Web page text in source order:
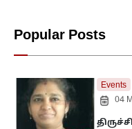
Popular Posts
Events
04